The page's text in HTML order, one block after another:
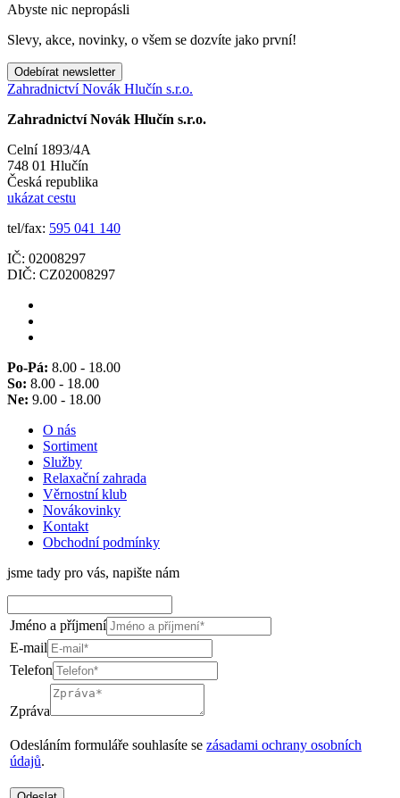
Abyste nic nepropásli
Slevy, akce, novinky, o všem se dozvíte jako první!
Odebírat newsletter
Zahradnictví Novák Hlučín s.r.o.
Zahradnictví Novák Hlučín s.r.o.
Celní 1893/4A
748 01 Hlučín
Česká republika
ukázat cestu
tel/fax: 595 041 140
IČ: 02008297
DIČ: CZ02008297
Po-Pá: 8.00 - 18.00
So: 8.00 - 18.00
Ne: 9.00 - 18.00
O nás
Sortiment
Služby
Relaxační zahrada
Věrnostní klub
Novákovinky
Kontakt
Obchodní podmínky
jsme tady pro vás, napište nám
Jméno a příjmení
E-mail
Telefon
Zpráva
Odesláním formuláře souhlasíte se zásadami ochrany osobních
údajů.